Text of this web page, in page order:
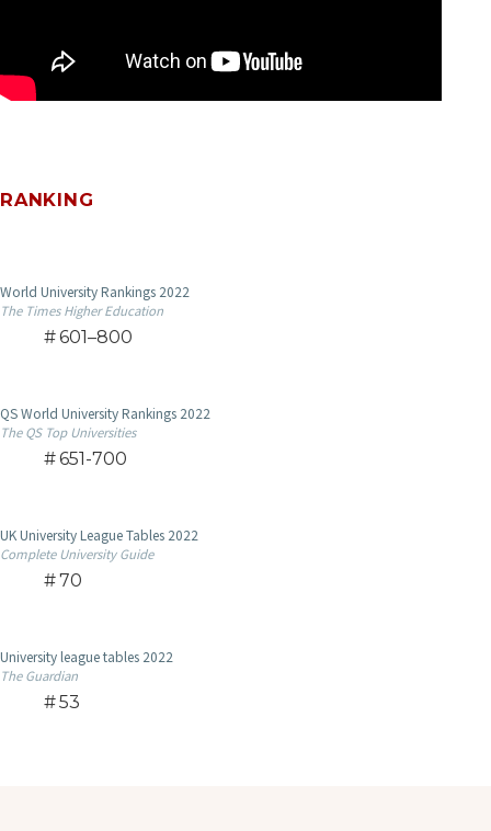
RANKING
World University Rankings 2022
The Times Higher Education
601–800
QS World University Rankings 2022
The QS Top Universities
651-700
UK University League Tables 2022
Complete University Guide
70
University league tables 2022
The Guardian
53